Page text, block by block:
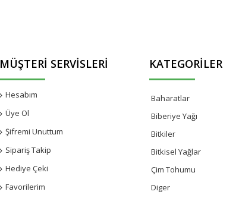
MÜŞTERI SERVISLERI
Hesabım
Üye Ol
Şifremi Unuttum
Sipariş Takip
Hediye Çeki
Favorilerim
KATEGORILER
Baharatlar
Biberiye Yağı
Bitkiler
Bitkisel Yağlar
Çim Tohumu
Diger